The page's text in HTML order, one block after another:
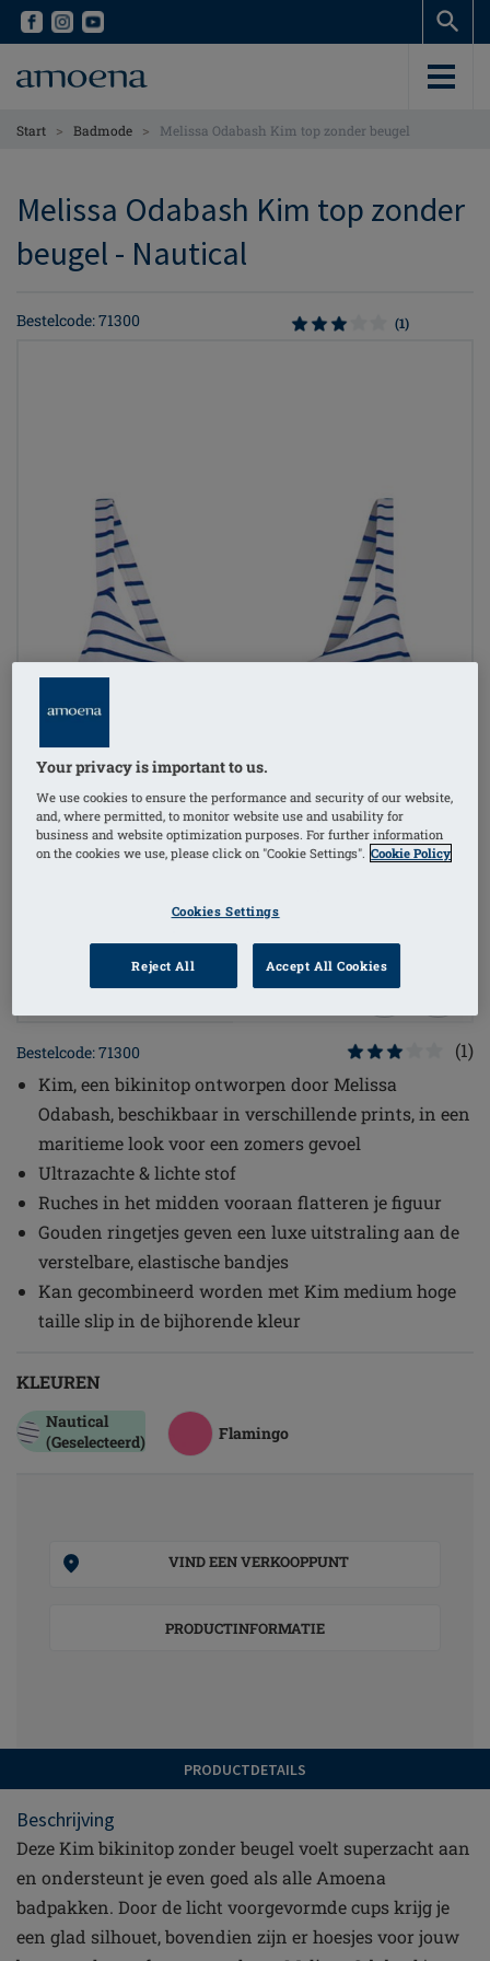
Skip
content
Skip
content
Start > Badmode > Melissa Odabash Kim top zonder beugel
Melissa Odabash Kim top zonder
beugel - Nautical
Bestelcode: 71300 (1)
1/2
Bestelcode: 71300
(1)
Kim, een bikinitop ontworpen door Melissa
Odabash, beschikbaar in verschillende prints, in een
maritieme look voor een zomers gevoel
Ultrazachte & lichte stof
Ruches in het midden vooraan flatteren je figuur
Gouden ringetjes geven een luxe uitstraling aan de
verstelbare, elastische bandjes
Kan gecombineerd worden met Kim medium hoge
taille slip in de bijhorende kleur
KLEUREN
Nautical
(Geselecteerd)
Flamingo
VIND EEN VERKOOPPUNT
PRODUCTINFORMATIE
PRODUCTDETAILS
Beschrijving
Deze Kim bikinitop zonder beugel voelt superzacht aan
en ondersteunt je even goed als alle Amoena
badpakken. Door de licht voorgevormde cups krijg je
een glad silhouet, bovendien zijn er hoesjes voor jouw
Your privacy is important to us.
We use cookies to ensure the performance and security of our website,
and, where permitted, to monitor website use and usability for
business and website optimization purposes. For further information
on the cookies we use, please click on "Cookie Settings". Cookie Policy
Cookies Settings
Reject All Accept All Cookies